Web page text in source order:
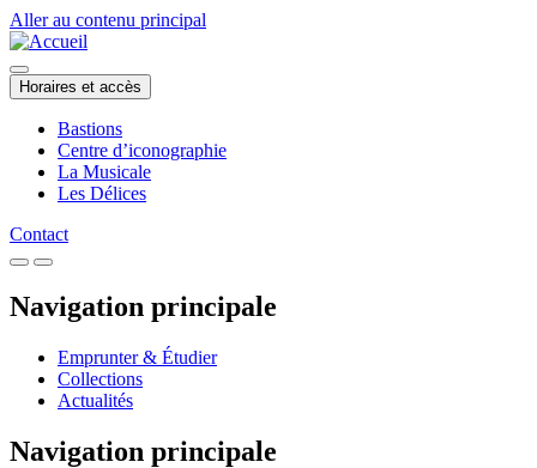
Aller au contenu principal
Horaires et accès
Bastions
Centre d’iconographie
La Musicale
Les Délices
Contact
Navigation principale
Emprunter & Étudier
Collections
Actualités
Navigation principale